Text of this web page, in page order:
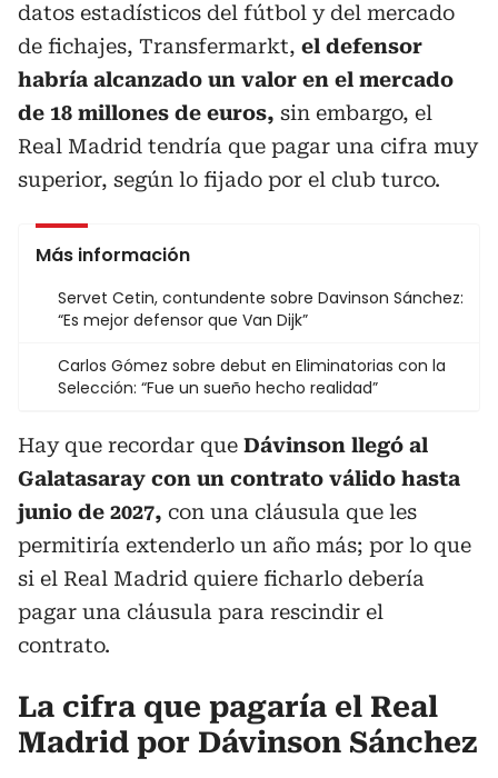
datos estadísticos del fútbol y del mercado
de fichajes, Transfermarkt, el defensor
habría alcanzado un valor en el mercado
de 18 millones de euros, sin embargo, el
Real Madrid tendría que pagar una cifra muy
superior, según lo fijado por el club turco.
Más información
Servet Cetin, contundente sobre Davinson Sánchez:
“Es mejor defensor que Van Dijk”
Carlos Gómez sobre debut en Eliminatorias con la
Selección: “Fue un sueño hecho realidad”
Hay que recordar que Dávinson llegó al
Galatasaray con un contrato válido hasta
junio de 2027, con una cláusula que les
permitiría extenderlo un año más; por lo que
si el Real Madrid quiere ficharlo debería
pagar una cláusula para rescindir el
contrato.
La cifra que pagaría el Real
Madrid por Dávinson Sánchez